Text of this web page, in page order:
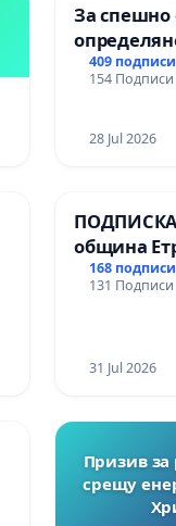
За спешно
срокове и
цялостна
пътен
409 подписи
154
28 Jul 2026
ПОДПИСКА
община
за ясни
МЕД” АД и
168 подписи
131
31 Jul 2026
Призив
срещу